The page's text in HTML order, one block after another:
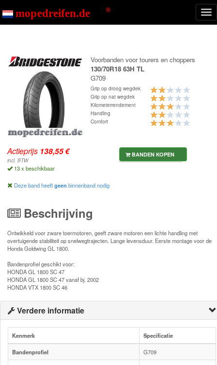
G709
Voorbanden voor tourers en choppers
130/70R18 63H TL
G709
Grip op droog wegdek
Grip op nat wegdek
Kilometerrendement
Handling
Comfort
Actieprijs
incl. BTW
13 x beschikbaar
BANDEN KOPEN
Deze band heeftgeen binnenband nodig
Beschrijving
Ontwikkeld voor zware toermotoren, geeft zware motoren een lichte handling met
overtuigende stabiliteit op snelwegtrajecten. Lange levensduur. Eerste montage voor de
Honda Goldwing GL 1800.
Bandenprofiel geschikt voor:
HONDA GL 1800 SC 47
HONDA GL 1800 SC 47 vanaf bj. 2002
HONDA VTX 1800 SC 46
Verdere informatie
Kenmerk Specificatie
Bandenprofiel G709